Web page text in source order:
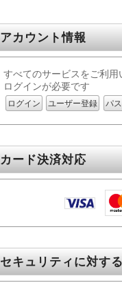
アカウント情報
すべてのサービスをご利用
ログインが必要です
ログイン ユーザー登録 パ
カード決済対応
セキュリティに対す